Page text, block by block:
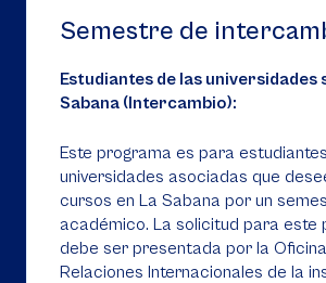
Semestre de
Estudiantes de las universidades
Sabana (Intercambio):
Este programa es para
universidades asociadas que
cursos en La Sabana por un
académico. La solicitud para este
debe ser presentada por la
Relaciones Internacionales de la